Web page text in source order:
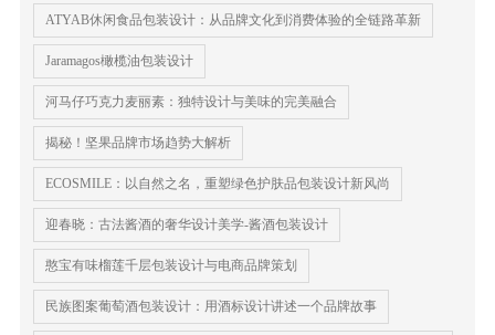
ATYAB休闲食品包装设计：从品牌文化到消费体验的全链路革新
Jaramagos橄榄油包装设计
河马仔巧克力麦丽素：独特设计与美味的完美融合
揭秘！坚果品牌市场趋势大解析
ECOSMILE：以自然之名，重塑绿色护肤品包装设计新风尚
​迎春晓：古法酱酒的奢华设计美学-酱酒包装设计
憨宝有味榴莲千层包装设计与电商品牌策划
民族图案葡萄酒包装设计：用酒标设计讲述一个品牌故事